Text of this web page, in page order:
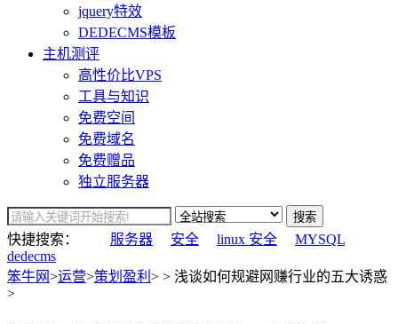
jquery特效
DEDECMS模板
主机测评
高性价比VPS
工具与知识
免费空间
免费域名
免费赠品
独立服务器
搜索
快捷搜索： 服务器 安全 linux 安全
MYSQL
dedecms
笨牛网>运营>策划盈利 > > 浅谈如何规避网赚行业的五大诱惑
>